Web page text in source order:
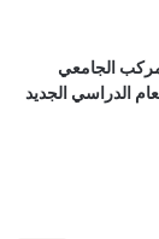
الجامعي
الدراسي الجديد